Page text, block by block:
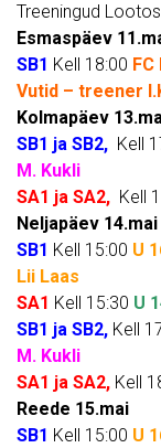
Treeningud
Esmaspäev
SB1 Kell 18:00
Vutid – treener
Kolmapäev
SB1 ja SB2, Kell
M. Kukli
SA1 ja SA2, Kell
Neljapäev 14.mai
SB1 Kell 15:00 U
Lii Laas
SA1 Kell 15:30 U
SB1 ja SB2, Kell
M. Kukli
SA1 ja SA2, Kell
Reede 15.mai
SB1 Kell 15:00 U